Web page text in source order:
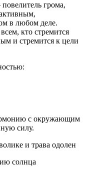
грома,
в любом деле.
кто стремится
и стремится к цели
с окружающим
силу.
солнца